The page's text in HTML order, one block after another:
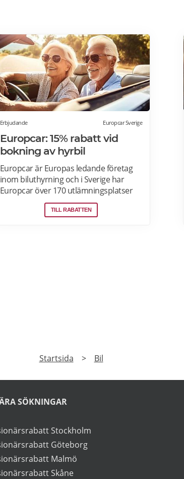
Erbjudande Europcar Sverige
Europcar: 15% rabatt vid
bokning av hyrbil
Europcar är Europas ledande företag
inom biluthyrning och i Sverige har
Europcar över 170 utlämningsplatser
och mer än 6000 bilar. Ta del av våra
aktuella erbjudanden och läs mer om
TILL RABATTEN
PRENUMERERA